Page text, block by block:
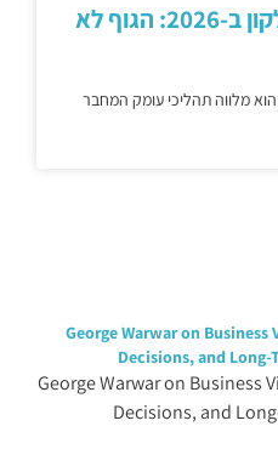
George Warwar on Business
Decisions, and Long-
George Warwar on Business
Decisions, and
הגישה של סמואל פלקון ב-2026: הגוף לא
מלווה תהליכי עומק המחבר